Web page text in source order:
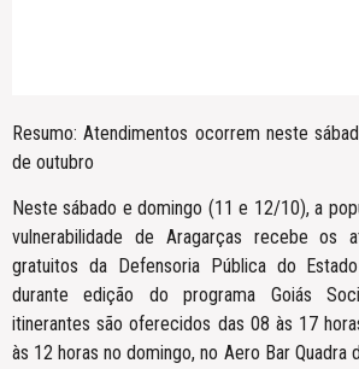
Resumo: Atendimentos ocorrem neste
de outubro
Neste sábado e domingo (11 e 12/10), a
vulnerabilidade de Aragarças recebe os
gratuitos da Defensoria Pública do
durante edição do programa Goiás
itinerantes são oferecidos das 08 às 17
às 12 horas no domingo, no Aero Bar Quadra